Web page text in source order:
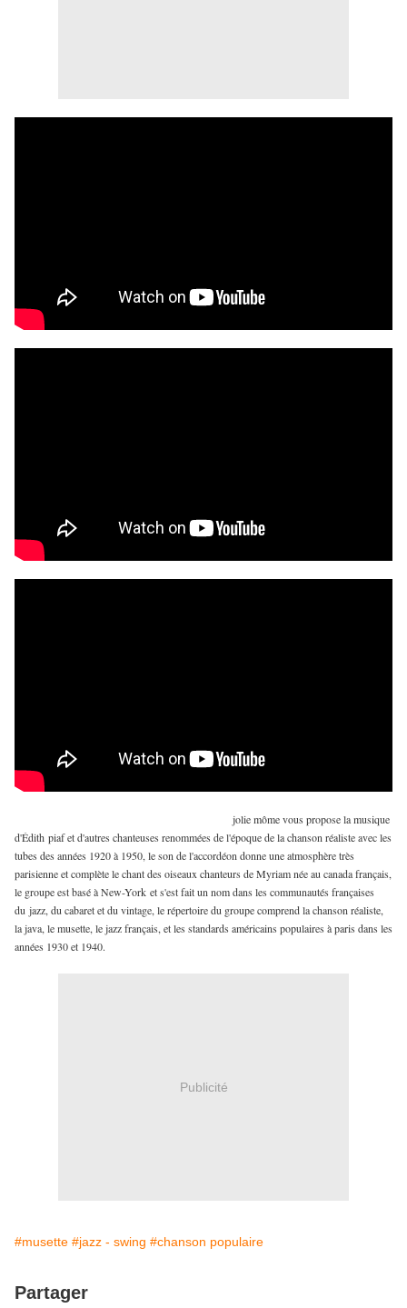
jolie môme vous propose la musique
d'Édith piaf et d'autres chanteuses renommées de l'époque de la chanson réaliste avec les
tubes des années 1920 à 1950, le son de l'accordéon donne une atmosphère très
parisienne et complète le chant des oiseaux chanteurs de Myriam née au canada français,
le groupe est basé à New-York et s'est fait un nom dans les communautés françaises
du jazz, du cabaret et du vintage, le répertoire du groupe comprend la chanson réaliste,
la java, le musette, le jazz français, et les standards américains populaires à paris dans les
années 1930 et 1940.
Publicité
#musette #jazz - swing #chanson populaire
Partager